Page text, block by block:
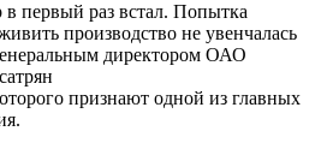
в первый раз встал. Попытка
производство не увенчалась
директором ОАО
признают одной из главных